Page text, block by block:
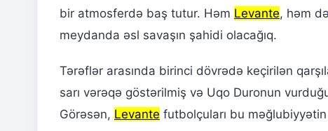
bir atmosferdə baş tutur. Həm Levante, həm də
meydanda əsl savaşın şahidi olacağıq.
Tərəflər arasında birinci dövrədə keçirilən
sarı vərəqə göstərilmiş və Uqo Duronun
Görəsən, Levante futbolçuları bu